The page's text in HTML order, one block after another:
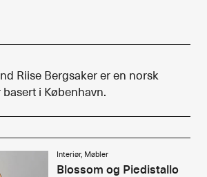
N
Riise Bergsaker er en norsk
i København.
Interiør, Møbler
Blossom og Piedistallo